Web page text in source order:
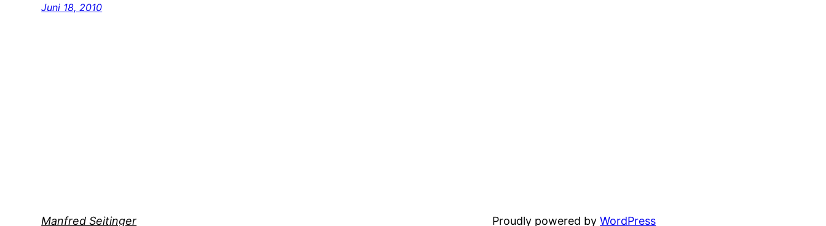
Juni 18, 2010
Manfred Seitinger Proudly powered byWordPress